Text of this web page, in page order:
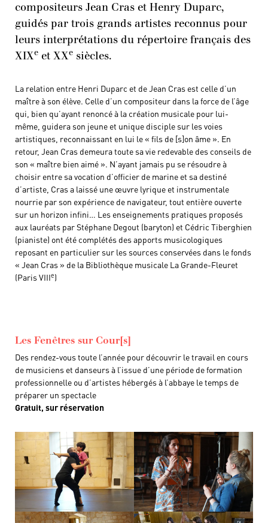
compositeurs Jean Cras et Henry Duparc,
guidés par trois grands artistes reconnus pour
leurs interprétations du répertoire français des
XIXe et XXe siècles.
La relation entre Henri Duparc et de Jean Cras est celle d’un
maître à son élève. Celle d’un compositeur dans la force de l’âge
qui, bien qu’ayant renoncé à la création musicale pour lui-
même, guidera son jeune et unique disciple sur les voies
artistiques, reconnaissant en lui le « fils de [s]on âme ». En
retour, Jean Cras demeura toute sa vie redevable des conseils de
son « maître bien aimé ». N’ayant jamais pu se résoudre à
choisir entre sa vocation d’officier de marine et sa destiné
d’artiste, Cras a laissé une œuvre lyrique et instrumentale
nourrie par son expérience de navigateur, tout entière ouverte
sur un horizon infini… Les enseignements pratiques proposés
aux lauréats par Stéphane Degout (baryton) et Cédric Tiberghien
(pianiste) ont été complétés des apports musicologiques
reposant en particulier sur les sources conservées dans le fonds
« Jean Cras » de la Bibliothèque musicale La Grande-Fleuret
(Paris VIIIe)
Les Fenêtres sur Cour[s]
Des rendez-vous toute l’année pour découvrir le travail en cours
de musiciens et danseurs à l’issue d’une période de formation
professionnelle ou d’artistes hébergés à l’abbaye le temps de
préparer un spectacle
Gratuit, sur réservation